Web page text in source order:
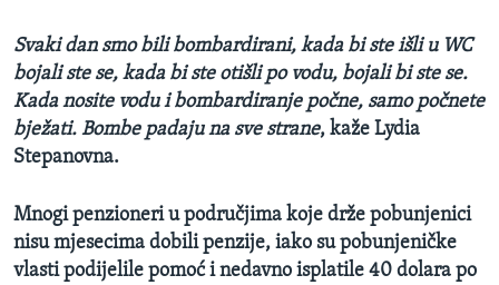
Svaki dan smo bili bombardirani, kada bi ste išli u WC
bojali ste se, kada bi ste otišli po vodu, bojali bi ste se.
Kadanosite vodu i bombardiranje počne, samo počnete
bježati. Bombe padaju na sve strane, kaže Lydia
Stepanovna.
Mnogi penzioneri u područjima koje drže pobunjenici
nisu mjesecima dobili penzije, iako su pobunjeničke
vlasti podijelile pomoć i nedavno isplatile 40 dolara po